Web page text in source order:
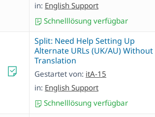
in: English Support
Schnelllösung verfügbar
Split: Need Help Setting Up
Alternate URLs (UK/AU) Without
Translation
Gestartet von: itA-15
in: English Support
Schnelllösung verfügbar